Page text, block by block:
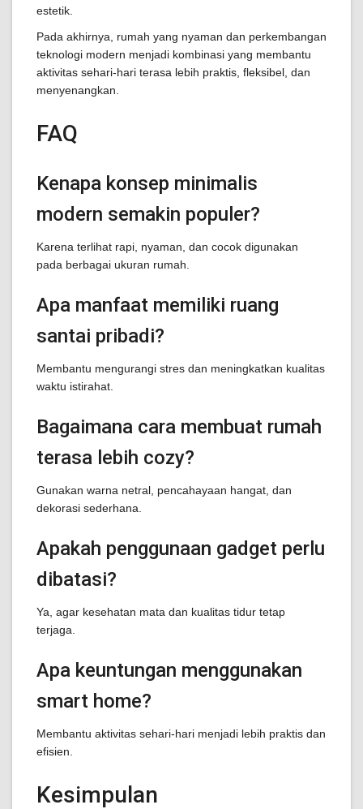
estetik.
Pada akhirnya, rumah yang nyaman dan perkembangan
teknologi modern menjadi kombinasi yang membantu
aktivitas sehari-hari terasa lebih praktis, fleksibel, dan
menyenangkan.
FAQ
Kenapa konsep minimalis
modern semakin populer?
Karena terlihat rapi, nyaman, dan cocok digunakan
pada berbagai ukuran rumah.
Apa manfaat memiliki ruang
santai pribadi?
Membantu mengurangi stres dan meningkatkan kualitas
waktu istirahat.
Bagaimana cara membuat rumah
terasa lebih cozy?
Gunakan warna netral, pencahayaan hangat, dan
dekorasi sederhana.
Apakah penggunaan gadget perlu
dibatasi?
Ya, agar kesehatan mata dan kualitas tidur tetap
terjaga.
Apa keuntungan menggunakan
smart home?
Membantu aktivitas sehari-hari menjadi lebih praktis dan
efisien.
Kesimpulan